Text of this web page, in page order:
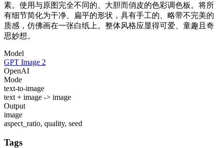
素。使用与原图完全不同的、大胆而俏皮的色彩调色板。将所
有细节简化为干净、扁平的形状，具有手工的、略带不完美的
质感，仿佛画在一张白纸上。整体风格应显得可爱、童趣且奇
思妙想。
Model
GPT Image 2
OpenAI
Mode
text-to-image
text + image -> image
Output
image
aspect_ratio, quality, seed
Tags